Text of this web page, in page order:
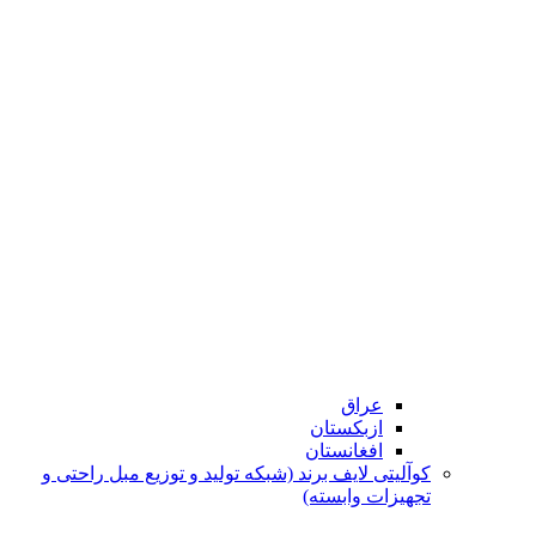
عراق
ازبکستان
افغانستان
کوآلیتی لایف برند (شبکه تولید و توزیع مبل راحتی و
تجهیزات وابسته)